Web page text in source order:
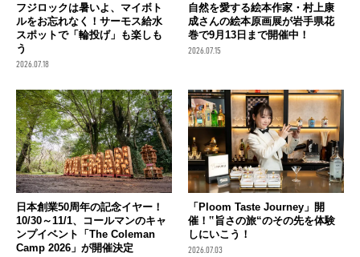
フジロックは暑いよ、マイボト
ルをお忘れなく！サーモス給水
スポットで「輪投げ」も楽しも
う
2026.07.18
自然を愛する絵本作家・村上康
成さんの絵本原画展が岩手県花
巻で9月13日まで開催中！
2026.07.15
日本創業50周年の記念イヤー！
10/30～11/1、コールマンのキャ
ンプイベント「The Coleman
Camp 2026」が開催決定
「Ploom Taste Journey」開
催！‟旨さの旅“のその先を体験
しにいこう！
2026.07.03